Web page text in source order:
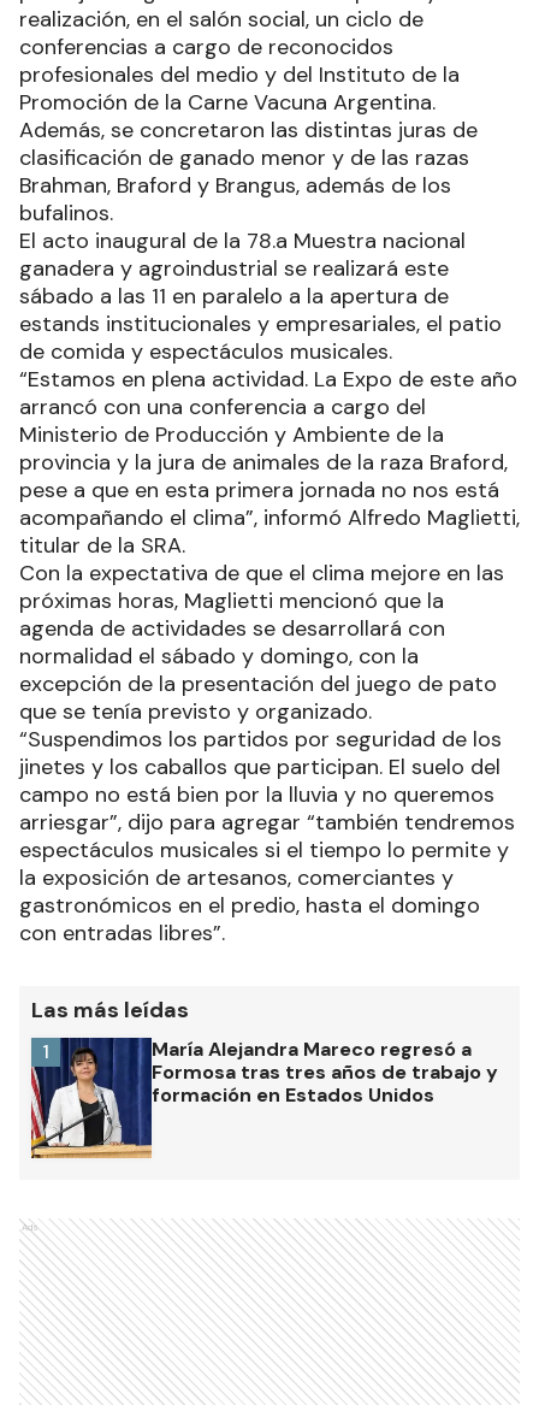
realización, en el salón social, un ciclo de
conferencias a cargo de reconocidos
profesionales del medio y del Instituto de la
Promoción de la Carne Vacuna Argentina.
Además, se concretaron las distintas juras de
clasificación de ganado menor y de las razas
Brahman, Braford y Brangus, además de los
bufalinos.
El acto inaugural de la 78.a Muestra nacional
ganadera y agroindustrial se realizará este
sábado a las 11 en paralelo a la apertura de
estands institucionales y empresariales, el patio
de comida y espectáculos musicales.
“Estamos en plena actividad. La Expo de este año
arrancó con una conferencia a cargo del
Ministerio de Producción y Ambiente de la
provincia y la jura de animales de la raza Braford,
pese a que en esta primera jornada no nos está
acompañando el clima”, informó Alfredo Maglietti,
titular de la SRA.
Con la expectativa de que el clima mejore en las
próximas horas, Maglietti mencionó que la
agenda de actividades se desarrollará con
normalidad el sábado y domingo, con la
excepción de la presentación del juego de pato
que se tenía previsto y organizado.
“Suspendimos los partidos por seguridad de los
jinetes y los caballos que participan. El suelo del
campo no está bien por la lluvia y no queremos
arriesgar”, dijo para agregar “también tendremos
espectáculos musicales si el tiempo lo permite y
la exposición de artesanos, comerciantes y
gastronómicos en el predio, hasta el domingo
con entradas libres”.
Las más leídas
María Alejandra Mareco regresó a
Formosa tras tres años de trabajo y
formación en Estados Unidos
1
Ads